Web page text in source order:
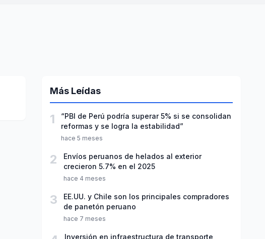
Más Leídas
1
“PBI de Perú podría superar 5% si se consolidan
reformas y se logra la estabilidad”
hace 5 meses
2
Envíos peruanos de helados al exterior
crecieron 5.7% en el 2025
hace 4 meses
3
EE.UU. y Chile son los principales compradores
de panetón peruano
hace 7 meses
Inversión en infraestructura de transporte